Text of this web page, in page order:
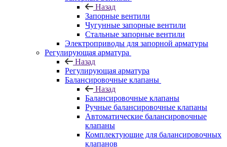
Назад
Запорные вентили
Чугунные запорные вентили
Стальные запорные вентили
Электроприводы для запорной арматуры
Регулирующая арматура
Назад
Регулирующая арматура
Балансировочные клапаны
Назад
Балансировочные клапаны
Ручные балансировочные клапаны
Автоматические балансировочные
клапаны
Комплектующие для балансировочных
клапанов